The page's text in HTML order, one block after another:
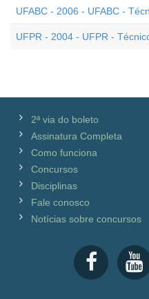
UFABC - 2006 - UFABC -
UFPR - 2004 - UFPR -
2ª via do boleto
Assinatura Completa
Como funciona
Concursos
Disciplinas
Fale conosco
Notícias sobre concursos